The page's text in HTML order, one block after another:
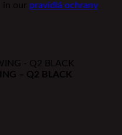
in our pravidlá ochrany
– Q2 BLACK